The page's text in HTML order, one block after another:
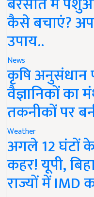
कैसे बचाएं?
उपाय..
News
कृषि अनुसंधान
वैज्ञानिकों का
तकनीकों पर
Weather
अगले 12 घंटों
कहर! यूपी,
राज्यों में IMD